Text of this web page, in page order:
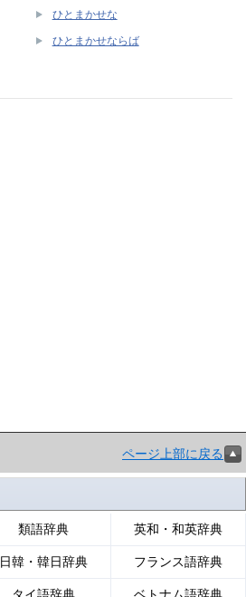
ひとまかせな
ひとまかせならば
ページ上部に戻る
類語辞典 英和・和英辞典
日韓・韓日辞典 フランス語辞典